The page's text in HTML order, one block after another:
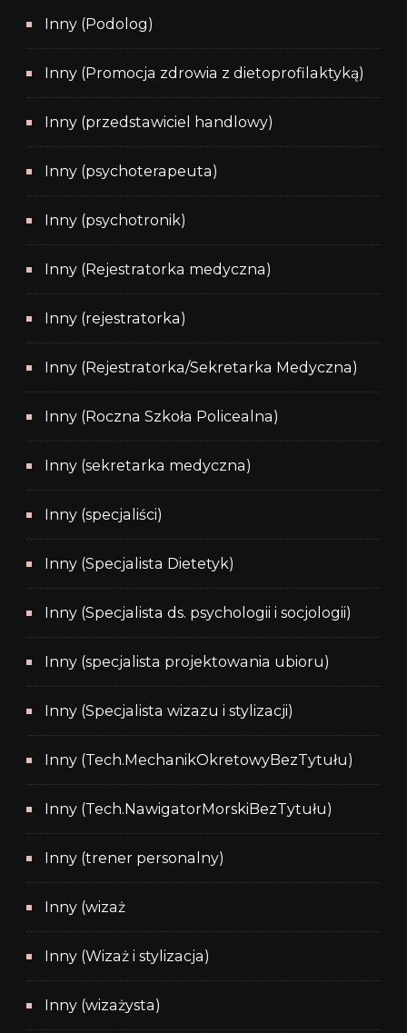
Inny (Podolog)
Inny (Promocja zdrowia z dietoprofilaktyką)
Inny (przedstawiciel handlowy)
Inny (psychoterapeuta)
Inny (psychotronik)
Inny (Rejestratorka medyczna)
Inny (rejestratorka)
Inny (Rejestratorka/Sekretarka Medyczna)
Inny (Roczna Szkoła Policealna)
Inny (sekretarka medyczna)
Inny (specjaliści)
Inny (Specjalista Dietetyk)
Inny (Specjalista ds. psychologii i socjologii)
Inny (specjalista projektowania ubioru)
Inny (Specjalista wizazu i stylizacji)
Inny (Tech.MechanikOkretowyBezTytułu)
Inny (Tech.NawigatorMorskiBezTytułu)
Inny (trener personalny)
Inny (wizaż
Inny (Wizaż i stylizacja)
Inny (wizażysta)